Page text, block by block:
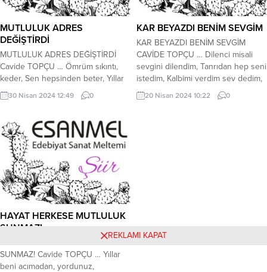
MUTLULUK ADRES
DEĞİŞTİRDİ
MUTLULUK ADRES DEĞİŞTİRDİ
Cavide TOPÇU … Ömrüm sıkıntı,
keder, Sen hepsinden beter, Yıllar
zalim oldu, Gülken acımadan
soldurdu. **** Karbeyaz olan kalbim,
güzellik olsada, Gönül bağım kışa
döndü, **** Mutluluk adres
değiştirdi. Gönül hanemde fırtınalar
esti, Rüzgar gibi gelip geçtin.
Hüzünleri bırakıp gittin. ****
İstemem...
30 Nisan 2024 12:49 0
KAR BEYAZDI BENİM SEVGİM
KAR BEYAZDI BENİM SEVGİM
CAVİDE TOPÇU … Dilenci misali
sevgini dilendim, Tanrıdan hep seni
istedim, Kalbimi verdim sev dedim,
Yarala paramparça yap demedim.
**** Kar beyazdı benim sevgim,
20 Nisan 2024 10:22 0
HAYAT HERKESE MUTLULUK
SUNMAZ!
HAYAT HERKESE MUTLULUK
SUNMAZ! Cavide TOPÇU … Yıllar
beni acımadan, yordunuz,
REKLAMI KAPAT